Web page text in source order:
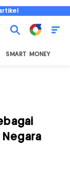
SMART MONEY
Negara